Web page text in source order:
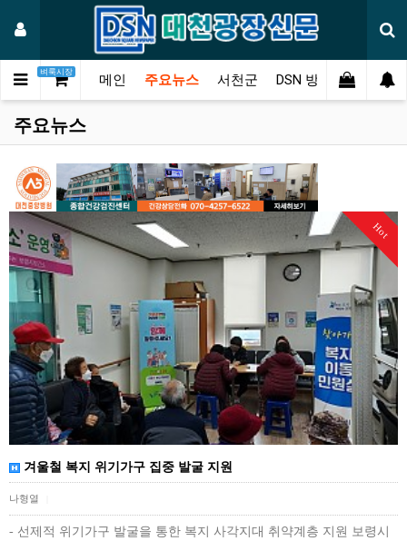
벼룩시장
메인 주요뉴스 서천군 DSN 방송 오피니언
주요뉴스
Hot
겨울철 복지 위기가구 집중 발굴 지원
나형열
- 선제적 위기가구 발굴을 통한 복지 사각지대 취약계층 지원 보령시